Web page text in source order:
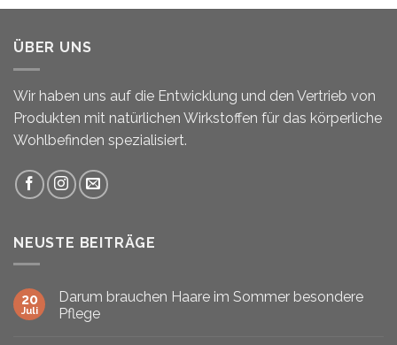
ÜBER UNS
Wir haben uns auf die Entwicklung und den Vertrieb von
Produkten mit natürlichen Wirkstoffen für das körperliche
Wohlbefinden spezialisiert.
NEUSTE BEITRÄGE
20
Juli
Darum brauchen Haare im Sommer besondere
Pflege